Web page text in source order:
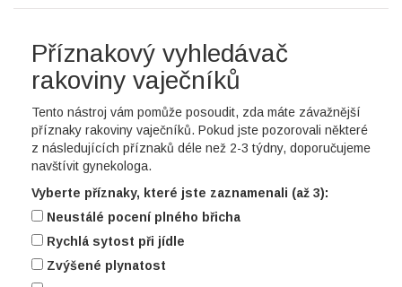
Příznakový vyhledávač
rakoviny vaječníků
Tento nástroj vám pomůže posoudit, zda máte závažnější
příznaky rakoviny vaječníků. Pokud jste pozorovali některé
z následujících příznaků déle než 2-3 týdny, doporučujeme
navštívit gynekologa.
Vyberte příznaky, které jste zaznamenali (až 3):
Neustálé pocení plného břicha
Rychlá sytost při jídle
Zvýšené plynatost